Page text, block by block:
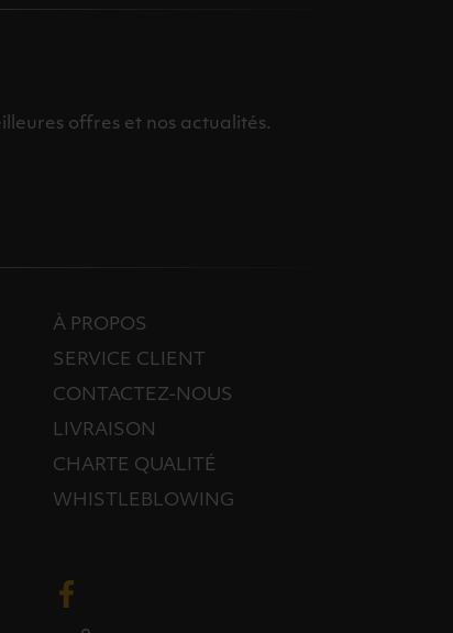
offres et nos actualités.
À PROPOS
SERVICE CLIENT
CONTACTEZ-NOUS
LIVRAISON
CHARTE QUALITÉ
WHISTLEBLOWING